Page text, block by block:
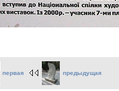
первая предыдущая